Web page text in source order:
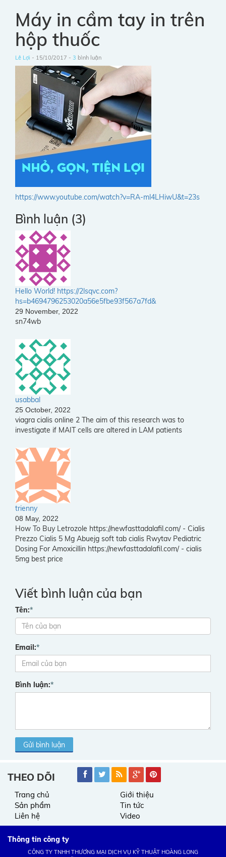
Máy in cầm tay in trên
hộp thuốc
Lê Lợi - 15/10/2017 - 3 bình luận
https://www.youtube.com/watch?v=RA-ml4LHiwU&t=23s
Bình luận (3)
Hello World! https://2lsqvc.com?
hs=b4694796253020a56e5fbe93f567a7fd&
29 November, 2022
sn74wb
usabbal
25 October, 2022
viagra cialis online 2 The aim of this research was to
investigate if MAIT cells are altered in LAM patients
trienny
08 May, 2022
How To Buy Letrozole https://newfasttadalafil.com/ - Cialis
Prezzo Cialis 5 Mg Abuejg soft tab cialis Rwytav Pediatric
Dosing For Amoxicillin https://newfasttadalafil.com/ - cialis
5mg best price
Viết bình luận của bạn
Tên:*
Email:*
Bình luận:*
Gửi bình luận
THEO DÕI
Trang chủ
Giới thiệu
Sản phẩm
Tin tức
Liên hệ
Video
Thông tin công ty
CÔNG TY TNHH THƯƠNG MẠI DỊCH VỤ KỸ THUẬT HOÀNG LONG